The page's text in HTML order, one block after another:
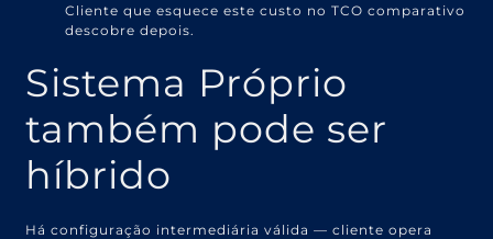
Cliente que esquece este custo no TCO comparativo
descobre depois.
Sistema Próprio
também pode ser
híbrido
Há configuração intermediária válida — cliente opera